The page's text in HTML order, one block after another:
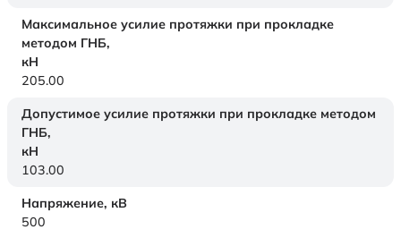
Максимальное усилие протяжки при прокладке
методом ГНБ,
кН
205.00
Допустимое усилие протяжки при прокладке методом
ГНБ,
кН
103.00
Напряжение, кВ
500